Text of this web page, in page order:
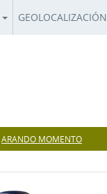
GEOLOCALIZACIÓN
ARANDO MOMENTO